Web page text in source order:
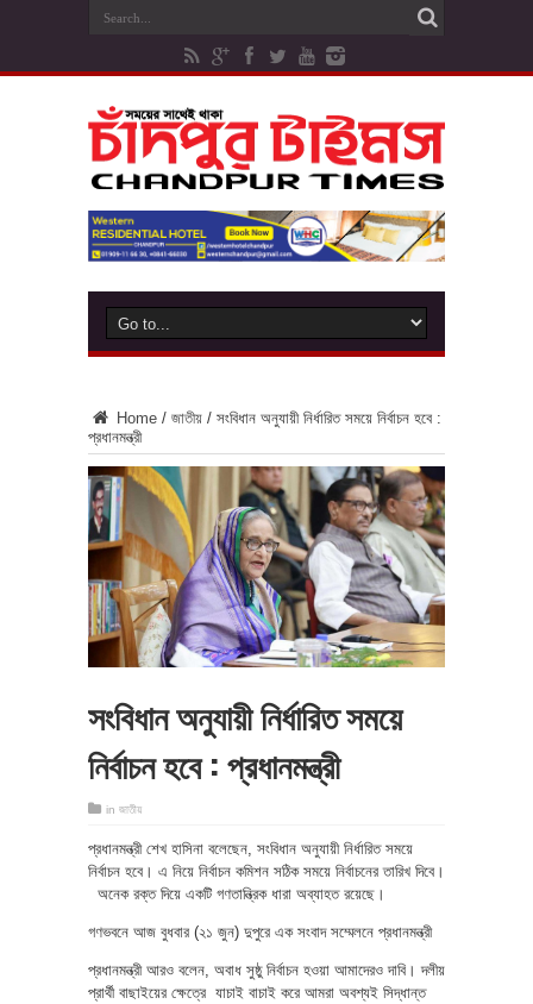
Home / জাতীয় / সংবিধান অনুযায়ী নির্ধারিত সময়ে নির্বাচন হবে :
প্রধানমন্ত্রী
সংবিধান অনুযায়ী নির্ধারিত সময়ে
নির্বাচন হবে : প্রধানমন্ত্রী
in জাতীয়
প্রধানমন্ত্রী শেখ হাসিনা বলেছেন, সংবিধান অনুযায়ী নির্ধারিত সময়ে
নির্বাচন হবে। এ নিয়ে নির্বাচন কমিশন সঠিক সময়ে নির্বাচনের তারিখ দিবে।
অনেক রক্ত দিয়ে একটি গণতান্ত্রিক ধারা অব্যাহত রয়েছে।
গণভবনে আজ বুধবার (২১ জুন) দুপুরে এক সংবাদ সম্মেলনে প্রধানমন্ত্রী
প্রধানমন্ত্রী আরও বলেন, অবাধ সুষ্ঠু নির্বাচন হওয়া আমাদেরও দাবি। দলীয়
প্রার্থী বাছাইয়ের ক্ষেত্রে যাচাই বাচাই করে আমরা অবশ্যই সিদ্ধান্ত